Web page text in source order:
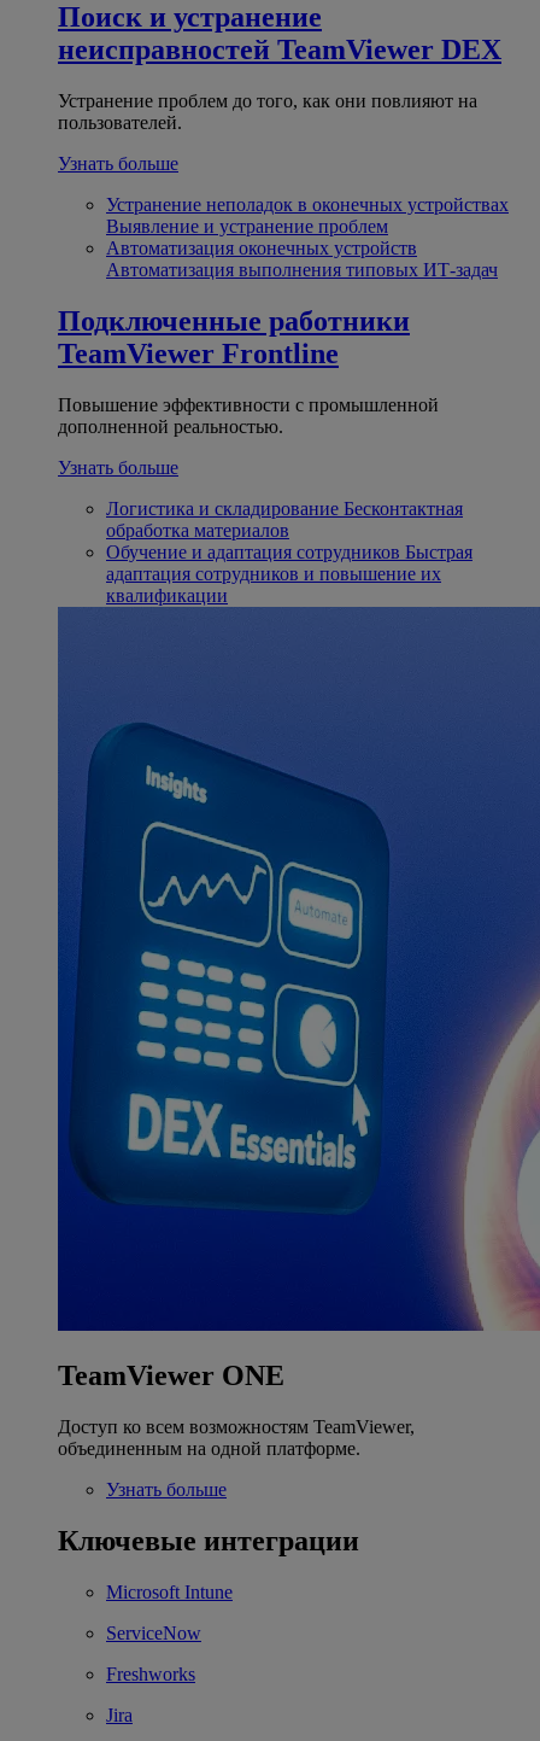
Поиск и устранение
неисправностей TeamViewer DEX
Устранение проблем до того, как они повлияют на
пользователей.
Узнать больше
Устранение неполадок в оконечных устройствах
Выявление и устранение проблем
Автоматизация оконечных устройств
Автоматизация выполнения типовых ИТ-задач
Подключенные работники
TeamViewer Frontline
Повышение эффективности с промышленной
дополненной реальностью.
Узнать больше
Логистика и складирование Бесконтактная
обработка материалов
Обучение и адаптация сотрудников Быстрая
адаптация сотрудников и повышение их
квалификации
TeamViewer ONE
Доступ ко всем возможностям TeamViewer,
объединенным на одной платформе.
Узнать больше
Ключевые интеграции
Microsoft Intune
ServiceNow
Freshworks
Jira